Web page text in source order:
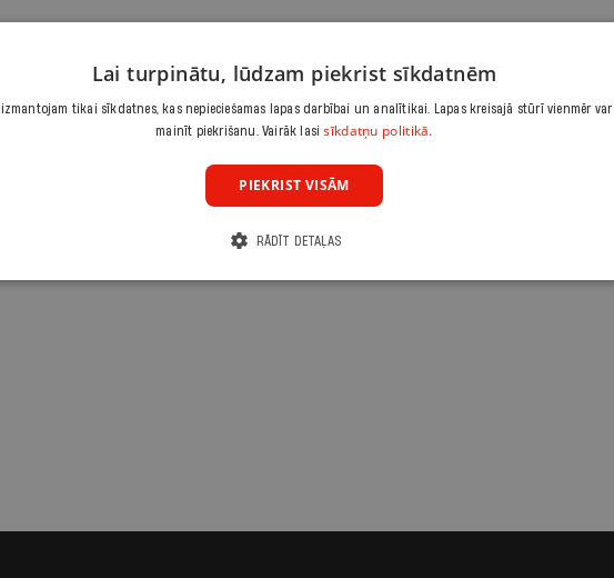
Lai turpinātu, lūdzam piekrist sīkdatnēm
izmantojam tikai sīkdatnes, kas nepieciešamas lapas darbībai un analītikai. Lapas kreisajā stūrī vienmēr var
mainīt piekrišanu. Vairāk lasisīkdatņu politikā.
PIEKRIST VISĀM
RĀDĪT DETAĻAS